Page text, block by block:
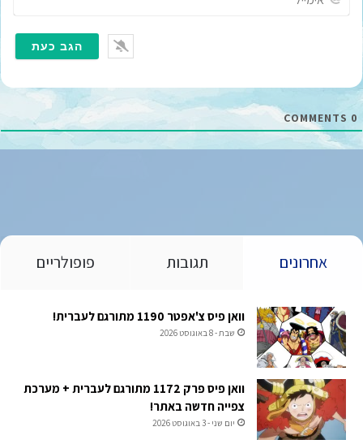
י
ל
0
אחרונים תגובות פופולריים
וואן פיס צ'אפטר 1190 מתורגם לעברית!
שבת - 8 באוגוסט 2026
וואן פיס פרק 1172 מתורגם לעברית + מערכת
צפייה חדשה באתר!
יום שני - 3 באוגוסט 2026